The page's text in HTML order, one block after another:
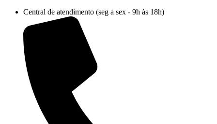
conteúdo
Central de atendimento (seg a sex - 9h às 18h)